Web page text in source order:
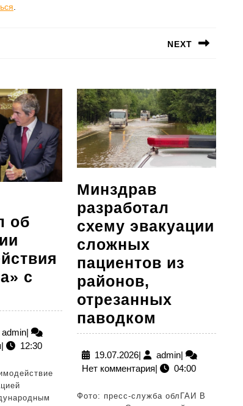
NEXT
об
с
adminadmin
|
| 12:30
Минздрав
разработал
схему эвакуации
сложных
пациентов из
районов,
отрезанных
паводком
разработал
схему
эвакуации
сложных
19.07.202619.07.2026
| adminadmin
|
Нет комментария| 04:00
Фото: пресс-служба облГАИ В